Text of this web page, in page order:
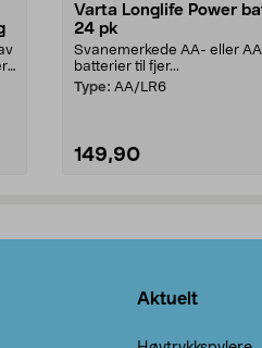
Varta Longlife Power
24 pk
Svanemerkede AA- eller
batterier til fjer...
Type: AA/LR6
149,90
Aktuelt